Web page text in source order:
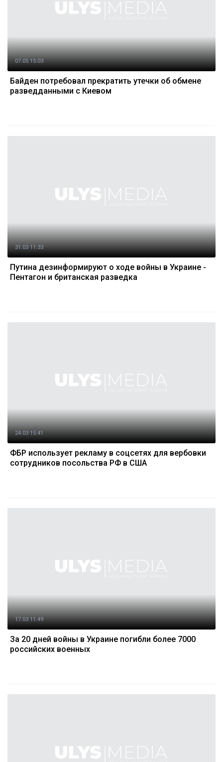
07.05 15:03
Байден потребовал прекратить утечки об обмене
разведданными с Киевом
31.03 11:33
Путина дезинформируют о ходе войны в Украине -
Пентагон и британская разведка
24.03 15:41
ФБР использует рекламу в соцсетях для вербовки
сотрудников посольства РФ в США
17.03 11:49
За 20 дней войны в Украине погибли более 7000
российских военных